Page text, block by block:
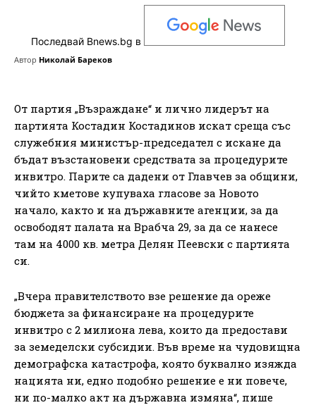
Последвай Bnews.bg в
Автор Николай Бареков
От партия „Възраждане“ и лично лидерът на
партията Костадин Костадинов искат среща със
служебния министър-председател с искане да
бъдат възстановени средствата за процедурите
инвитро. Парите са дадени от Главчев за общини,
чийто кметове купуваха гласове за Новото
начало, както и на държавните агенции, за да
освободят палата на Врабча 29, за да се нанесе
там на 4000 кв. метра Делян Пеевски с партията
си.
„Вчера правителството взе решение да ореже
бюджета за финансиране на процедурите
инвитро с 2 милиона лева, които да предостави
за земеделски субсидии. Във време на чудовищна
демографска катастрофа, която буквално изяжда
нацията ни, едно подобно решение е ни повече,
ни по-малко акт на държавна измяна“, пише